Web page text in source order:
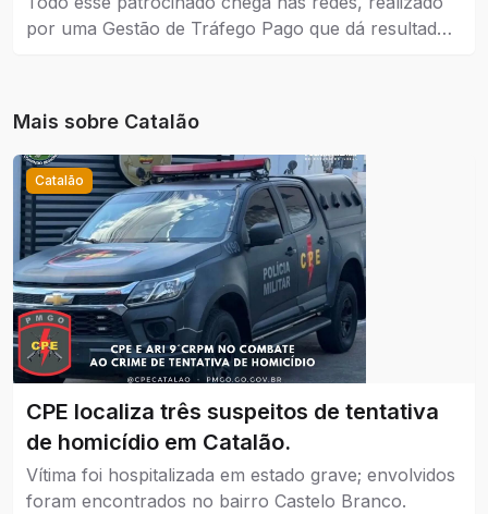
por uma Gestão de Tráfego Pago que dá resultados
Mais sobre Catalão
Catalão
CPE localiza três suspeitos de tentativa
de homicídio em Catalão.
Vítima foi hospitalizada em estado grave; envolvidos
foram encontrados no bairro Castelo Branco.